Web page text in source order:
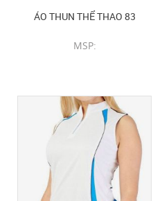
ÁO THUN THỂ THAO 83
MSP: